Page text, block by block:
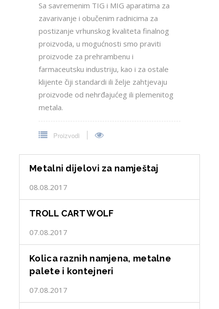
Sa savremenim TIG i MIG aparatima za
zavarivanje i obučenim radnicima za
postizanje vrhunskog kvaliteta finalnog
proizvoda, u mogućnosti smo praviti
proizvode za prehrambenu i
farmaceutsku industriju, kao i za ostale
klijente čiji standardi ili želje zahtjevaju
proizvode od nehrđajućeg ili plemenitog
metala.
Proizvodi
Metalni dijelovi za namještaj
08.08.2017
TROLL CART WOLF
07.08.2017
Kolica raznih namjena, metalne
palete i kontejneri
07.08.2017